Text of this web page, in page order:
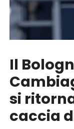
Il
si
caccia